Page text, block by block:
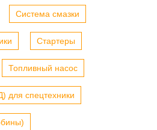
Система смазки
Стартеры
Топливный насос
для спецтехники